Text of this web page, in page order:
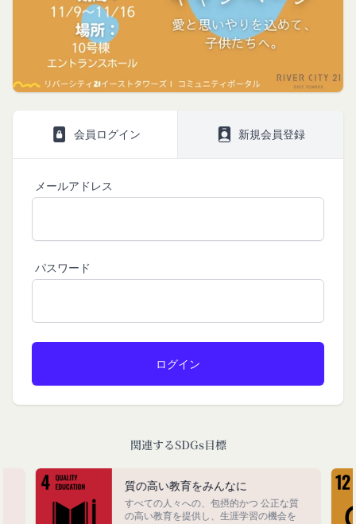
会員ログイン 新規会員登録
メールアドレス
パスワード
関連するSDGs目標
質の高い教育をみんなに
すべての人々への、包摂的かつ 公正な質
の高い教育を提供し、生涯学習の機会を
プライバシーポリシー
は、当社が運営する各サービスにおいて、個人情報
の保護に関する法律、その他関連する法令等を遵守
かりした情報を取り扱い、正確性および機密性の保
当社が取得する情報および取得方法
お客様から直接取得する情報
氏名、生年月日、性別、職業等プロフィールに関す
アカウントへのアクセス者の本人確認に必要なパス
入力フォームその他当社が定める方法を通じてお客
様が入力または送信する情報
当社が各サービスにおいて取得すると定めた情報
利用規約
サイトサービス（以下「本サービス」といいま
す。）のご利用規約（以下「本規約」といいま
本サービスをご利用される方は、ご登録される前に
第1条（定義）
本規約において、次の各号に掲げる用語の意義は、
当該各号に定めるところによるものとします。
当社が提供するコミュニティポータルサイト及び連
携により利用できるすべてのサービスをいいます。
本利用規約に基づく利用契約を当社と締結している
方をいいます。
本利用規約に基づき、契約者が本サービスの利用を
す。なお、利用者は契約者の事業のために本サービ
スを利用されているものとみなします。
Amazonギフト券
会員情報に登録されているメールアドレス宛にギフ
ト券番号を贈ります。
ギフト券を適用する方法:
ギフト券番号を入力し、